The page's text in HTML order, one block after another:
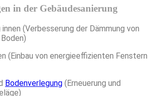
in der Gebäudesanierung
(Verbesserung der Dämmung von
(Einbau von energieeffizienten Fenstern
Bodenverlegung (Erneuerung und